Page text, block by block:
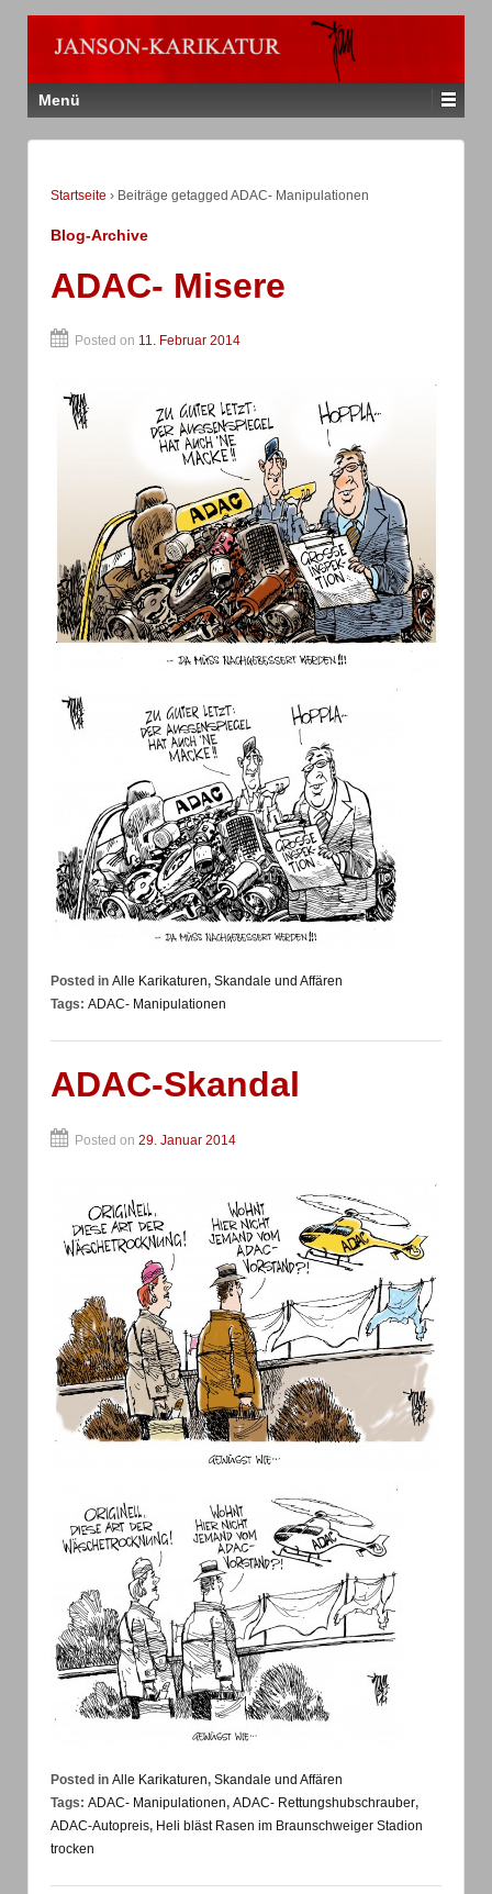
Menü
Startseite › Beiträge getagged ADAC- Manipulationen
Blog-Archive
ADAC- Misere
Posted on 11. Februar 2014
Posted in Alle Karikaturen, Skandale und Affären
Tags: ADAC- Manipulationen
ADAC-Skandal
Posted on 29. Januar 2014
Posted in Alle Karikaturen, Skandale und Affären
Tags: ADAC- Manipulationen, ADAC- Rettungshubschrauber,
ADAC-Autopreis, Heli bläst Rasen im Braunschweiger Stadion
trocken